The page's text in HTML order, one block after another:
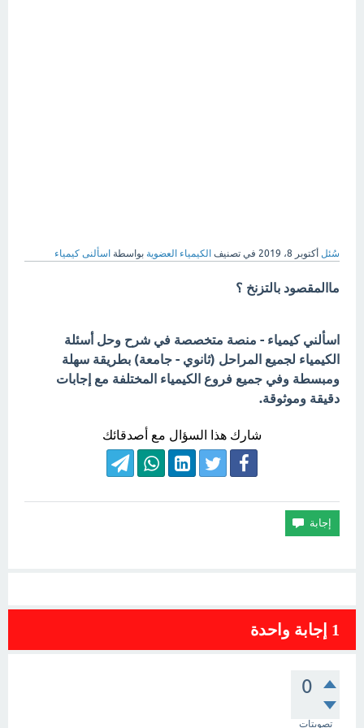
سُئل أكتوبر 8، 2019 في تصنيف الكيمياء العضوية بواسطة اسألنى كيمياء
ماالمقصود بالتزنخ ؟
اسألني كيمياء - منصة متخصصة في شرح وحل أسئلة
الكيمياء لجميع المراحل (ثانوي - جامعة) بطريقة سهلة
ومبسطة وفي جميع فروع الكيمياء المختلفة مع إجابات
دقيقة وموثوقة.
شارك هذا السؤال مع أصدقائك
1 إجابة واحدة
0
تصويتات